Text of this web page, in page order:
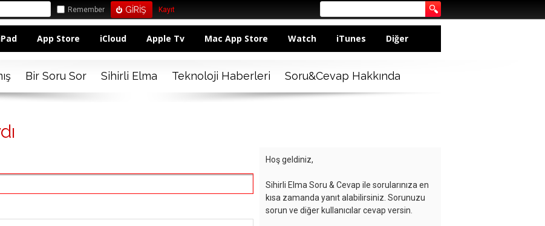
Remember Kayıt
App Store iCloud Apple Tv Mac App Store Watch iTunes Diğer
Bir Soru Sor Sihirli Elma Teknoloji Haberleri Soru&Cevap Hakkında
Hoş geldiniz,
Sihirli Elma Soru & Cevap ile sorularınıza en
kısa zamanda yanıt alabilirsiniz. Sorunuzu
sorun ve diğer kullanıcılar cevap versin.